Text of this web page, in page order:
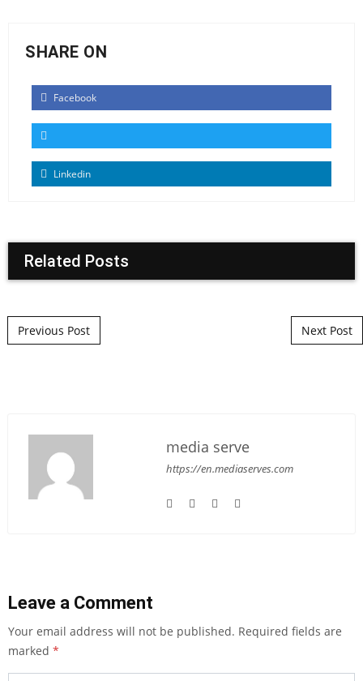
SHARE ON
Facebook
Linkedin
Related Posts
Post navigation
Previous Post Next Post
media serve
https://en.mediaserves.com
Leave a Comment
Your email address will not be published. Required fields are
marked *